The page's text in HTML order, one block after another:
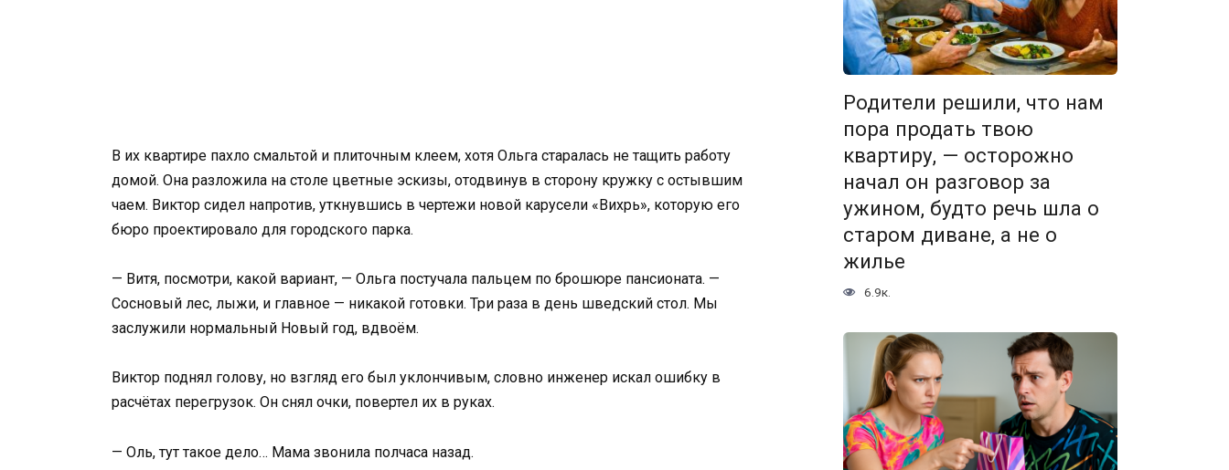
В их квартире пахло смальтой и плиточным клеем, хотя Ольга старалась не тащить работу
домой. Она разложила на столе цветные эскизы, отодвинув в сторону кружку с остывшим
чаем. Виктор сидел напротив, уткнувшись в чертежи новой карусели «Вихрь», которую его
бюро проектировало для городского парка.
— Витя, посмотри, какой вариант, — Ольга постучала пальцем по брошюре пансионата. —
Сосновый лес, лыжи, и главное — никакой готовки. Три раза в день шведский стол. Мы
заслужили нормальный Новый год, вдвоём.
Виктор поднял голову, но взгляд его был уклончивым, словно инженер искал ошибку в
расчётах перегрузок. Он снял очки, повертел их в руках.
— Оль, тут такое дело… Мама звонила полчаса назад.
Родители решили, что нам
пора продать твою
квартиру, — осторожно
начал он разговор за
ужином, будто речь шла о
старом диване, а не о
жилье
6.9к.